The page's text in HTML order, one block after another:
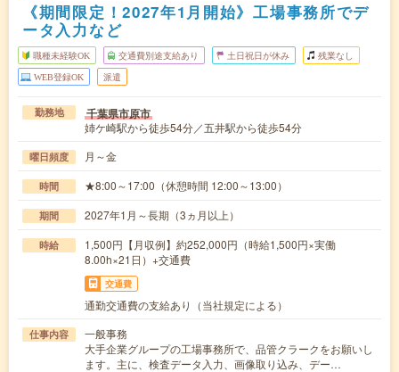
《期間限定！2027年1月開始》工場事務所でデ
ータ入力など
職種未経験OK 交通費別途支給あり 土日祝日が休み 残業なし
WEB登録OK 派遣
勤務地 千葉県市原市
姉ケ崎駅から徒歩54分／五井駅から徒歩54分
曜日頻度 月～金
時間 ★8:00～17:00（休憩時間 12:00～13:00）
期間 2027年1月～長期（3ヵ月以上）
時給
1,500円【月収例】約252,000円（時給1,500円×実働
8.00h×21日）+交通費
交通費
通勤交通費の支給あり（当社規定による）
仕事内容
一般事務
大手企業グループの工場事務所で、品管クラークをお願いし
ます。主に、検査データ入力、画像取り込み、デー…